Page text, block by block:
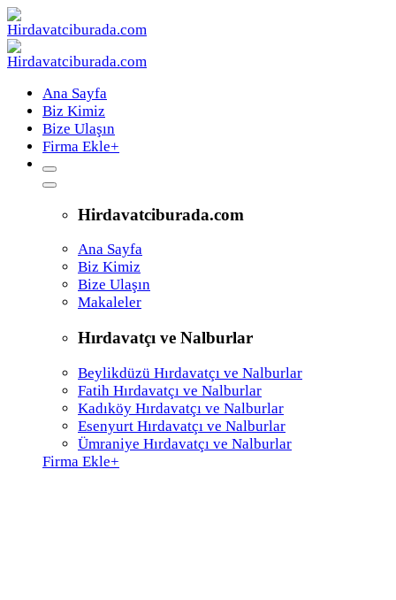
Ana Sayfa
Biz Kimiz
Bize Ulaşın
Firma Ekle+
Hirdavatciburada.com
Ana Sayfa
Biz Kimiz
Bize Ulaşın
Makaleler
Hırdavatçı ve Nalburlar
Beylikdüzü Hırdavatçı ve Nalburlar
Fatih Hırdavatçı ve Nalburlar
Kadıköy Hırdavatçı ve Nalburlar
Esenyurt Hırdavatçı ve Nalburlar
Ümraniye Hırdavatçı ve Nalburlar
Firma Ekle+